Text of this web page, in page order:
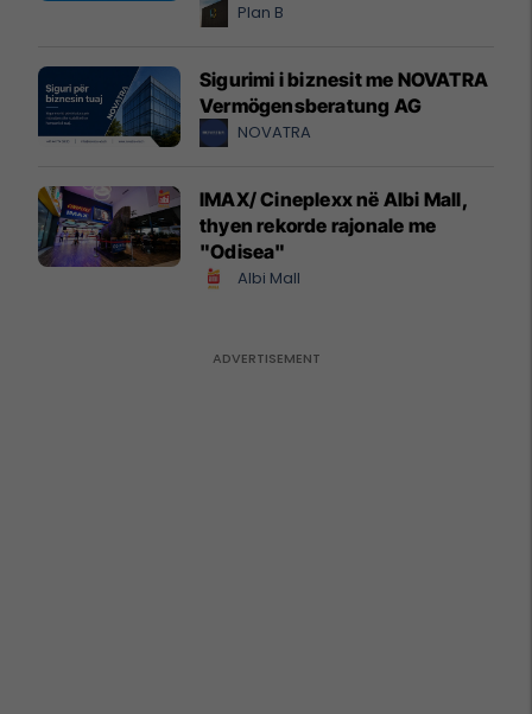
Plan B
Sigurimi i biznesit me NOVATRA
Vermögensberatung AG
NOVATRA
IMAX/ Cineplexx në Albi Mall,
thyen rekorde rajonale me
"Odisea"
Albi Mall